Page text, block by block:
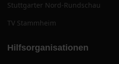
Stuttgarter Nord-Rundschau
TV Stammheim
Hilfsorganisationen